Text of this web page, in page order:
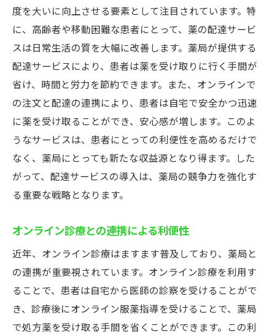
度を大いに向上させる要素として注目されています。特
に、高齢者や移動困難な患者にとって、薬の配達サービ
スは日常生活の質を大幅に改善します。薬局が提供する
配達サービスにより、患者は薬を受け取りに行く手間が
省け、時間と労力を節約できます。また、オンラインで
の注文と配達の連携により、患者は自宅で安全かつ迅速
に薬を受け取ることができ、安心感が増します。このよ
うなサービスは、患者にとっての利便性を高めるだけで
なく、薬局にとっても新たな収益源となり得ます。した
がって、配達サービスの導入は、薬局の競争力を強化す
る重要な戦略となります。
オンライン診療との連携による利便性
近年、オンライン診療はますます普及しており、薬局と
の連携が重要視されています。オンライン診療を利用す
ることで、患者は自宅から医師の診察を受けることがで
き、診療後にオンライン服薬指導を受けることで、薬局
で処方薬を受け取る手間を省くことができます。この利